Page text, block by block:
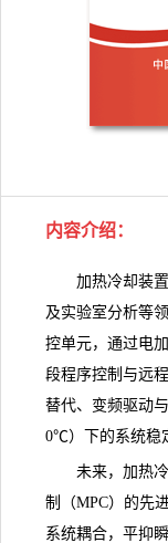
内容介绍：
加热冷却装置
及实验室分析等
控单元，通过电
段程序控制与远
替代、变频驱动
0℃）下的系统稳
未来， 加热
制（MPC）的先
系统耦合，平抑